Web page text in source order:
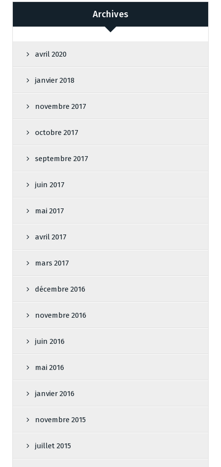
Archives
avril 2020
janvier 2018
novembre 2017
octobre 2017
septembre 2017
juin 2017
mai 2017
avril 2017
mars 2017
décembre 2016
novembre 2016
juin 2016
mai 2016
janvier 2016
novembre 2015
juillet 2015